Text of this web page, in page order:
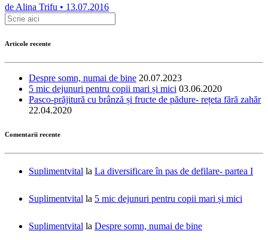
deAlina Trifu • 13.07.2016
Articole recente
Despre somn, numai de bine 20.07.2023
5 mic dejunuri pentru copii mari și mici 03.06.2020
Pasco-prăjitură cu brânză și fructe de pădure- rețeta fără zahăr
22.04.2020
Comentarii recente
Suplimentvital la La diversificare în pas de defilare- partea I
Suplimentvital la 5 mic dejunuri pentru copii mari și mici
Suplimentvital la Despre somn, numai de bine